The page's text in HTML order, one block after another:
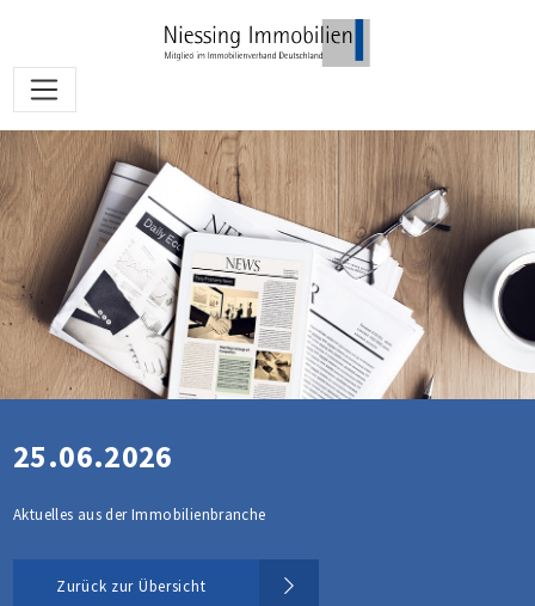
25.06.2026
Aktuelles aus der Immobilienbranche
Zurück zur Übersicht